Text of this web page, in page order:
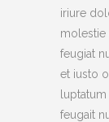
iriure
molestie
feugiat
et iusto
feugait